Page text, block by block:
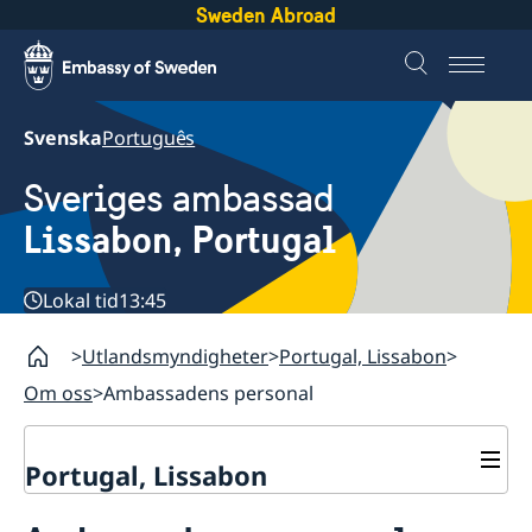
Sweden Abroad
SvenskaPortuguês
Sveriges ambassad
Lissabon, Portugal
Lokal tid13:45
Utlandsmyndigheter Portugal, Lissabon
Om oss Ambassadens personal
Portugal, Lissabon